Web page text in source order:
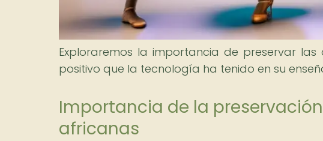
Exploraremos la importancia de preservar
positivo que la tecnología ha tenido en su
Importancia de la
africanas